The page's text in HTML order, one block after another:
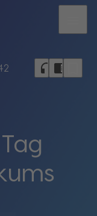
headphones chrome_reader_mode